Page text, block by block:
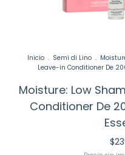
Inicio . Semi di Lino .
Leave-in Conditioner De
Moisture: Low
Conditioner De